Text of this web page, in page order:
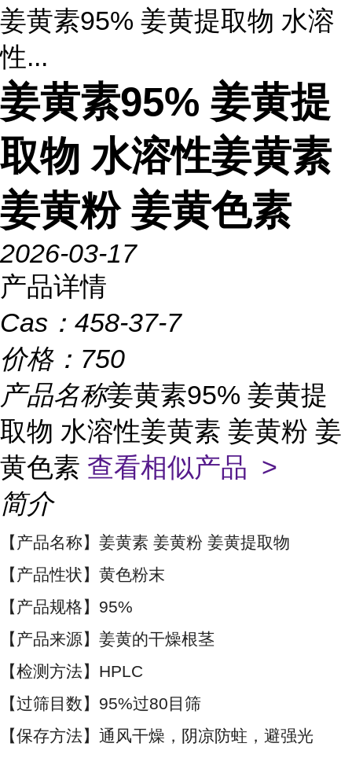
姜黄素95% 姜黄提取物 水溶
性...
姜黄素95% 姜黄提
取物 水溶性姜黄素
姜黄粉 姜黄色素
2026-03-17
产品详情
Cas： 458-37-7
价格： 750
产品名称姜黄素95% 姜黄提
取物 水溶性姜黄素 姜黄粉 姜
黄色素 查看相似产品 >
简介
【产品名称】姜黄素 姜黄粉 姜黄提取物
【产品性状】黄色粉末
【产品规格】95%
【产品来源】姜黄的干燥根茎
【检测方法】HPLC
【过筛目数】95%过80目筛
【保存方法】通风干燥，阴凉防蛀，避强光